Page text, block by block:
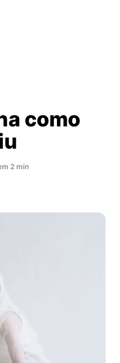
como
2 min